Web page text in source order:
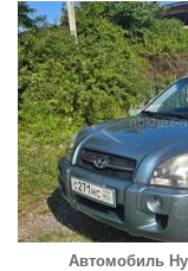
Автомобиль